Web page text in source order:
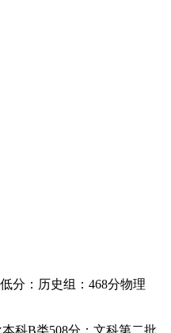
分：历史组：468分物理
科B类508分；文科第二批